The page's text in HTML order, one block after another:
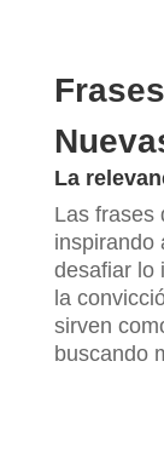
La
Las frases
inspirando
desafiar lo
la
sirven
buscando